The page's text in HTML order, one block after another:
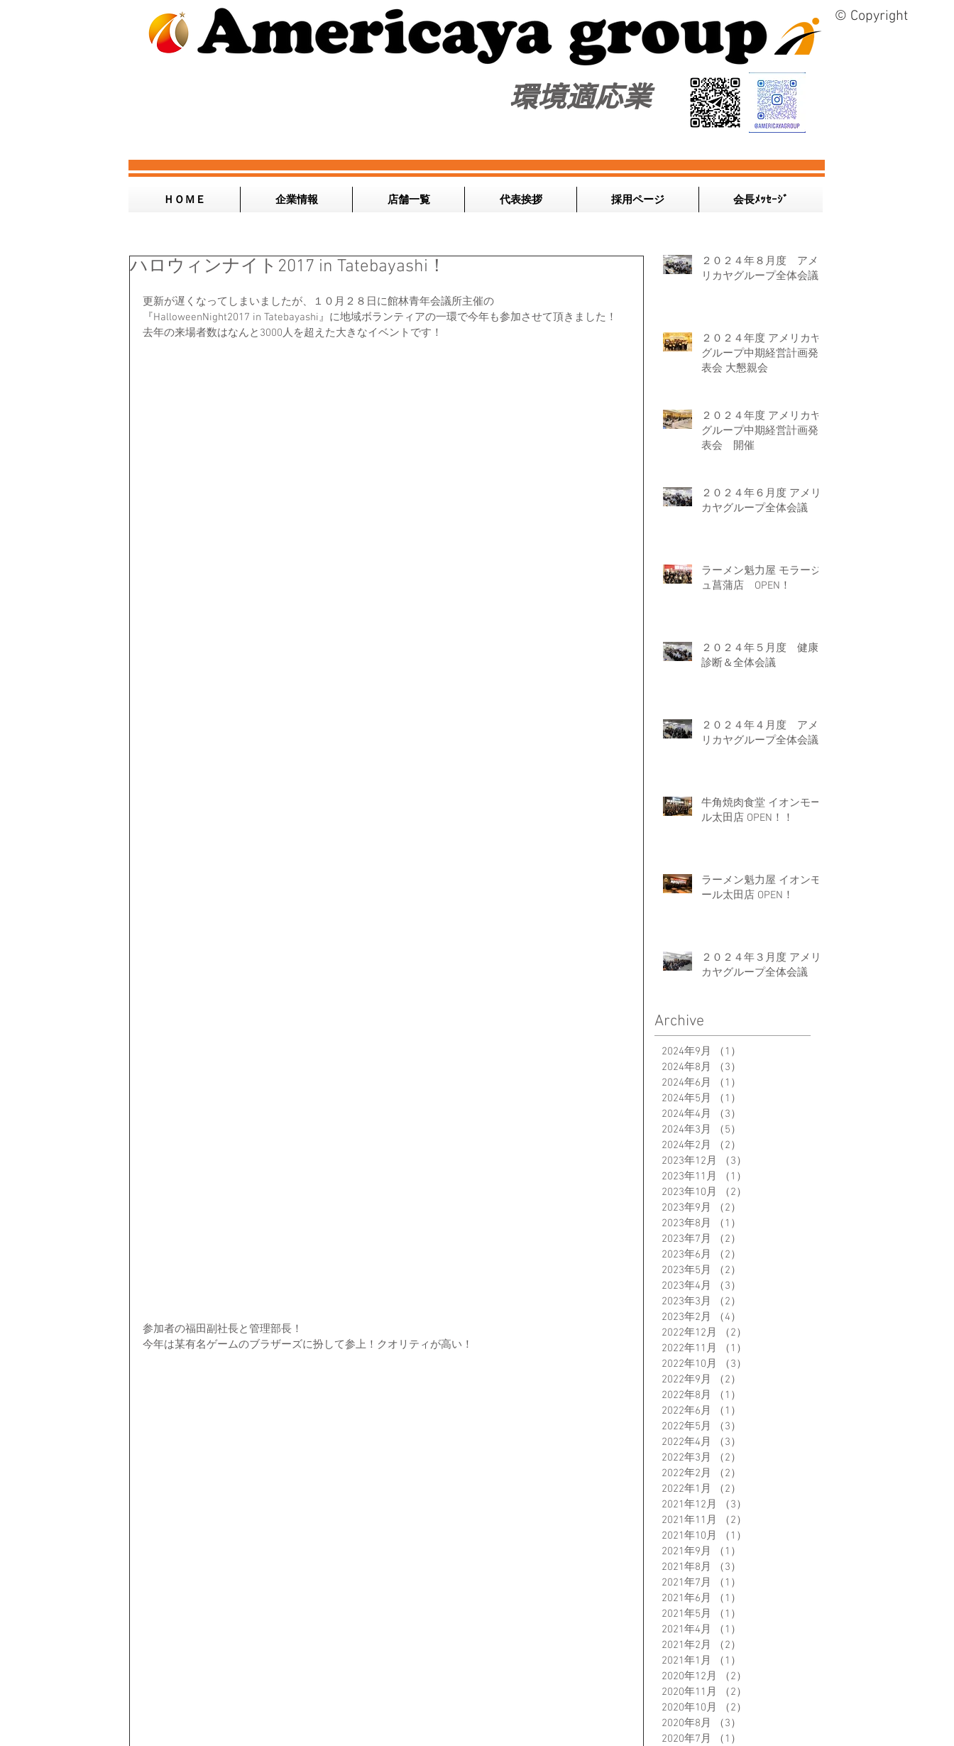
© Copyright
​環境適応業
ＨＯＭＥ 企業情報 店舗一覧 代表挨拶 採用ページ 会長ﾒｯｾｰｼﾞ
ハロウィンナイト2017 in Tatebayashi！
更新が遅くなってしまいましたが、１０月２８日に館林青年会議所主催の
『HalloweenNight2017 in Tatebayashi』に地域ボランティアの一環で今年も参加させて頂きました！
去年の来場者数はなんと3000人を超えた大きなイベントです！
参加者の福田副社長と管理部長！
今年は某有名ゲームのブラザーズに扮して参上！クオリティが高い！
２０２４年８月度 アメ
リカヤグループ全体会議
２０２４年度 アメリカヤ
グループ中期経営計画発
表会 大懇親会
２０２４年度 アメリカヤ
グループ中期経営計画発
表会 開催
２０２４年６月度 アメリ
カヤグループ全体会議
ラーメン魁力屋 モラージ
ュ菖蒲店 OPEN！
２０２４年５月度 健康
診断＆全体会議
２０２４年４月度 アメ
リカヤグループ全体会議
牛角焼肉食堂 イオンモー
ル太田店 OPEN！！
ラーメン魁力屋 イオンモ
ール太田店 OPEN！
２０２４年３月度 アメリ
カヤグループ全体会議
Archive
2024年9月 （1）
2024年8月
（3）
2024年6月
（1）
2024年5月
（1）
2024年4月
（3）
2024年3月
（5）
2024年2月
（2）
2023年12月
（3）
2023年11月
（1）
2023年10月
（2）
2023年9月
（2）
2023年8月
（1）
2023年7月
（2）
2023年6月
（2）
2023年5月
（2）
2023年4月
（3）
2023年3月
（2）
2023年2月
（4）
2022年12月
（2）
2022年11月
（1）
2022年10月
（3）
2022年9月
（2）
2022年8月
（1）
2022年6月
（1）
2022年5月
（3）
2022年4月
（3）
2022年3月
（2）
2022年2月
（2）
2022年1月
（2）
2021年12月
（3）
2021年11月
（2）
2021年10月
（1）
2021年9月
（1）
2021年8月
（3）
2021年7月
（1）
2021年6月
（1）
2021年5月
（1）
2021年4月
（1）
2021年2月
（2）
2021年1月
（1）
2020年12月
（2）
2020年11月
（2）
2020年10月
（2）
2020年8月
（3）
2020年7月
（1）